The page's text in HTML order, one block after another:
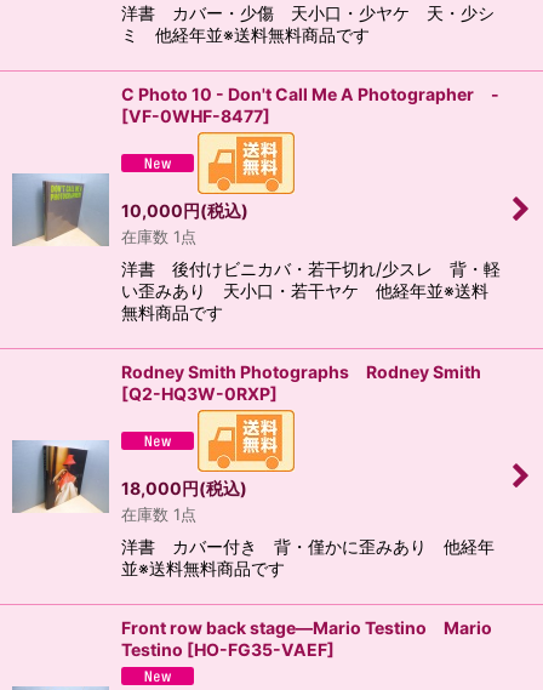
洋書 カバー・少傷 天小口・少ヤケ 天・少シ
ミ 他経年並※送料無料商品です
C Photo 10 - Don't Call Me A Photographer -
[VF-0WHF-8477]
10,000円(税込)
在庫数 1点
洋書 後付けビニカバ・若干切れ/少スレ 背・軽
い歪みあり 天小口・若干ヤケ 他経年並※送料
無料商品です
Rodney Smith Photographs Rodney Smith
[Q2-HQ3W-0RXP]
18,000円(税込)
在庫数 1点
洋書 カバー付き 背・僅かに歪みあり 他経年
並※送料無料商品です
Front row back stage―Mario Testino Mario
Testino [HO-FG35-VAEF]